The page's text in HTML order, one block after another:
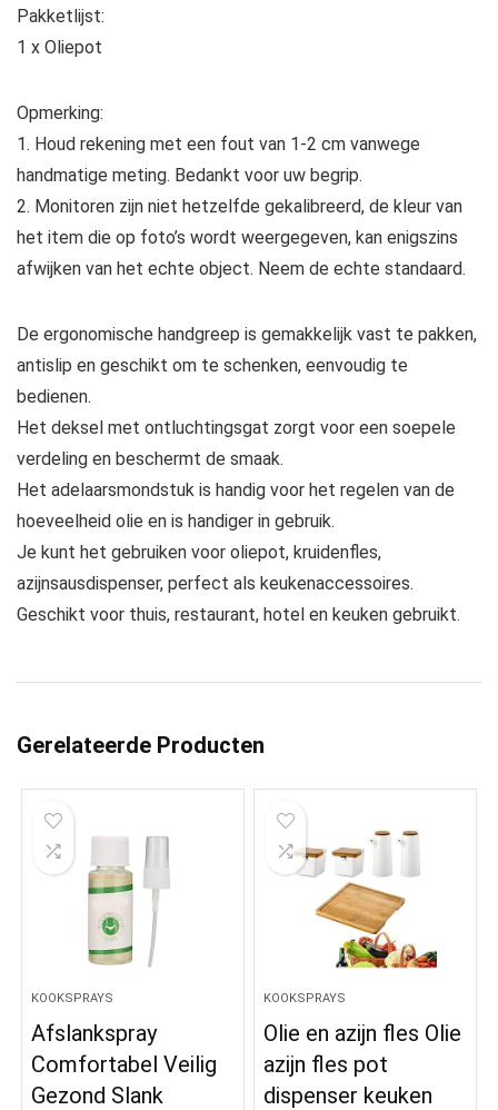
Pakketlijst:
1 x Oliepot
Opmerking:
1. Houd rekening met een fout van 1-2 cm vanwege
handmatige meting. Bedankt voor uw begrip.
2. Monitoren zijn niet hetzelfde gekalibreerd, de kleur van
het item die op foto’s wordt weergegeven, kan enigszins
afwijken van het echte object. Neem de echte standaard.
De ergonomische handgreep is gemakkelijk vast te pakken,
antislip en geschikt om te schenken, eenvoudig te
bedienen.
Het deksel met ontluchtingsgat zorgt voor een soepele
verdeling en beschermt de smaak.
Het adelaarsmondstuk is handig voor het regelen van de
hoeveelheid olie en is handiger in gebruik.
Je kunt het gebruiken voor oliepot, kruidenfles,
azijnsausdispenser, perfect als keukenaccessoires.
Geschikt voor thuis, restaurant, hotel en keuken gebruikt.
Gerelateerde Producten
KOOKSPRAYS
Afslankspray
Comfortabel Veilig
Gezond Slank
KOOKSPRAYS
Olie en azijn fles Olie
azijn fles pot
dispenser keuken